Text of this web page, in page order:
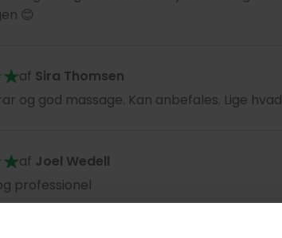
😊
af Sira Thomsen
og god massage. Kan anbefales. Lige
af Joel Wedell
professionel